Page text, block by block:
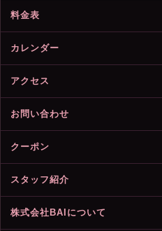
料金表
カレンダー
アクセス
お問い合わせ
クーポン
スタッフ紹介
株式会社BAIについて